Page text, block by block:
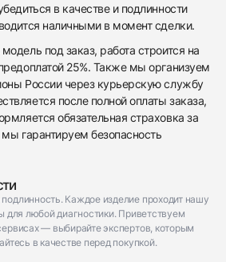
в качестве и подлинности
наличными в момент сделки.
под заказ, работа строится на
25%. Также мы организуем
России через курьерскую службу
после полной оплаты заказа,
обязательная страховка за
гарантируем безопасность
Каждое изделие проходит нашу
для любой диагностики. Приветствуем
— выбирайте экспертов, которым
в качестве перед покупкой.
заявку
фото ваших часов…
заявку